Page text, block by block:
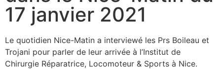
17 janvier 2021
Le quotidien Nice-Matin a interviewé les Prs Boileau et
Trojani pour parler de leur arrivée à l’Institut de
Chirurgie Réparatrice, Locomoteur & Sports à Nice.